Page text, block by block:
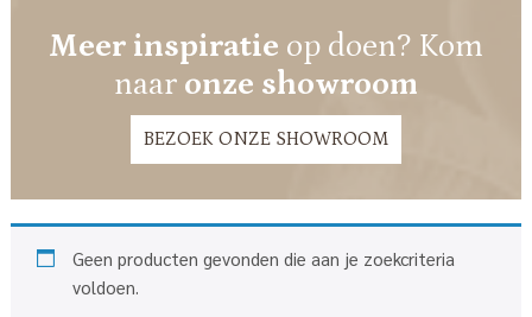
Meer inspiratie op doen? Kom
naar onze showroom
BEZOEK ONZE SHOWROOM
Geen producten gevonden die aan je zoekcriteria
voldoen.